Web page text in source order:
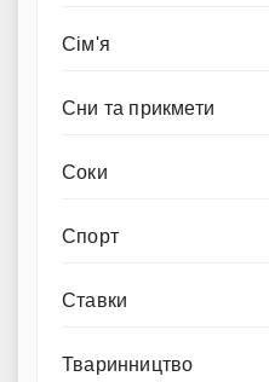
Сім'я
Сни та прикмети
Соки
Спорт
Ставки
Тваринництво